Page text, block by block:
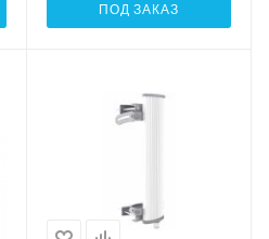
ПОД ЗАКАЗ